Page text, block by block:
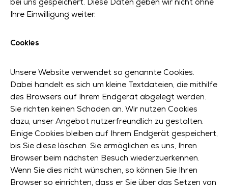
Ihre Einwilligung weiter.
Cookies
Unsere Website verwendet so genannte Cookies.
Dabei handelt es sich um kleine Textdateien, die mithilfe
des Browsers auf Ihrem Endgerät abgelegt werden.
Sie richten keinen Schaden an. Wir nutzen Cookies
dazu, unser Angebot nutzerfreundlich zu gestalten.
Einige Cookies bleiben auf Ihrem Endgerät gespeichert,
bis Sie diese löschen. Sie ermöglichen es uns, Ihren
Browser beim nächsten Besuch wiederzuerkennen.
Wenn Sie dies nicht wünschen, so können Sie Ihren
Browser so einrichten, dass er Sie über das Setzen von